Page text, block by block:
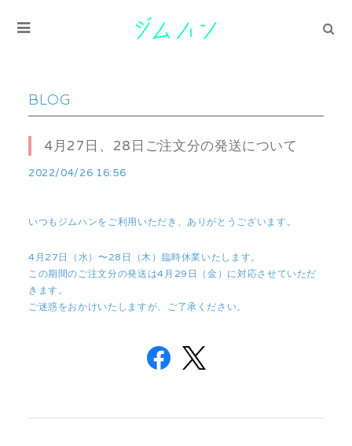
BLOG
4月27日、28日ご注文分の発送について
2022/04/26 16:56
いつもジムハンをご利用いただき、ありがとうございます。
4月27日（水）〜28日（木）臨時休業いたします。
この期間のご注文分の発送は4月29日（金）に対応させていただ
きます。
ご迷惑をおかけいたしますが、ご了承ください。